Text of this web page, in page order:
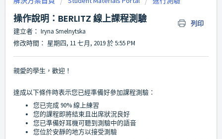
操作說明：BERLITZ 線上課程測驗 列印
建立者： Iryna Smelnytska
修改時間： 星期四, 11 七月, 2019 於 5:55 PM
親愛的學生，歡迎！
達成以下條件時表示您已經準備好參加課程測驗：
您已完成 90% 線上練習
您的課程即將結束且出席狀況良好
您已準備好耳機可聽到測驗中的語音
您位於安靜的地方以接受測驗